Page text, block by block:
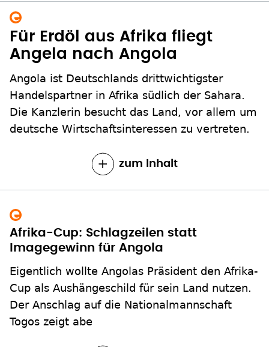
Für Erdöl aus Afrika fliegt
Angela nach Angola
Angola ist Deutschlands drittwichtigster
Handelspartner in Afrika südlich der Sahara.
Die Kanzlerin besucht das Land, vor allem um
deutsche Wirtschaftsinteressen zu vertreten.
zum Inhalt
Afrika-Cup: Schlagzeilen statt
Imagegewinn für Angola
Eigentlich wollte Angolas Präsident den Afrika-
Cup als Aushängeschild für sein Land nutzen.
Der Anschlag auf die Nationalmannschaft
Togos zeigt abe